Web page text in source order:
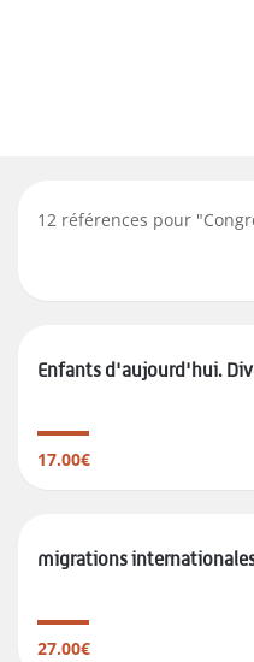
12 références pour "
Enfants d'aujourd'hui.
17.00€
migrations
27.00€